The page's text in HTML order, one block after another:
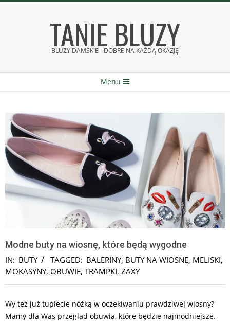
TANIE BLUZY
BLUZY DAMSKIE - DOBRE NA KAŻDĄ OKAZJĘ
Menu
Modne buty na wiosnę, które będą wygodne
IN: BUTY TAGGED: BALERINY, BUTY NA WIOSNĘ, MELISKI,
MOKASYNY, OBUWIE, TRAMPKI, ZAXY
Wy też już tupiecie nóżką w oczekiwaniu prawdziwej wiosny?
Mamy dla Was przegląd obuwia, które będzie najmodniejsze.